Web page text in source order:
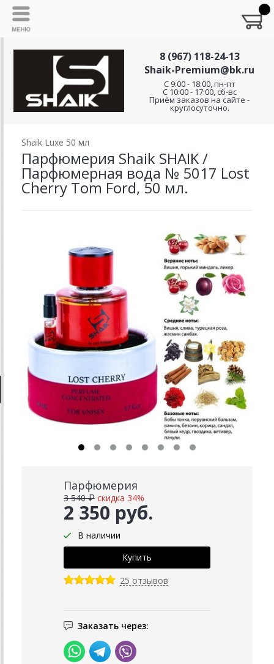
8 (967) 118-24-13
Shaik-Premium@bk.ru
C 9:00 - 18:00, пн-пт
С 10:00 - 17:00, сб-вс
Приём заказов на сайте -
круглосуточно.
Shaik Luxe 50 мл
Парфюмерия Shaik SHAIK /
Парфюмерная вода № 5017 Lost
Cherry Tom Ford, 50 мл.
Парфюмерия
2 350 руб.
3 540 ₽ скидка 34%
В наличии
25 отзывов
Заказать через: